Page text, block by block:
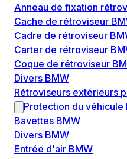
Anneau de fixation
Cache de rétroviseur
Cadre de rétroviseur
Carter de rétroviseur
Coque de rétroviseur
Divers BMW
Rétroviseurs extérieurs
Protection du véhicule
Bavettes BMW
Divers BMW
Entrée d'air BMW